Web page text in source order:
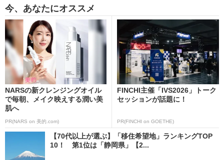
今、あなたにオススメ
NARSの新クレンジングオイル
で毎朝、メイク映えする潤い美
肌へ
PR(NARS on 美的.com)
FINCHI主催「IVS2026」トーク
セッションが話題に！
PR(FINCHI on GOETHE)
【70代以上が選ぶ】「移住希望地」ランキングTOP
10！ 第1位は「静岡県」【2...